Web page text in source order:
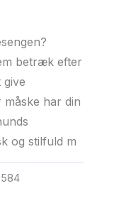
296,65.
betræk efter
måske har din
og stilfuld m